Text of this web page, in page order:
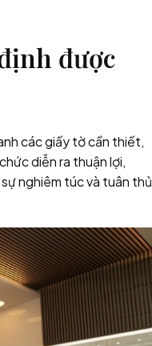
được
các giấy tờ cần thiết,
diễn ra thuận lợi,
nghiêm túc và tuân thủ